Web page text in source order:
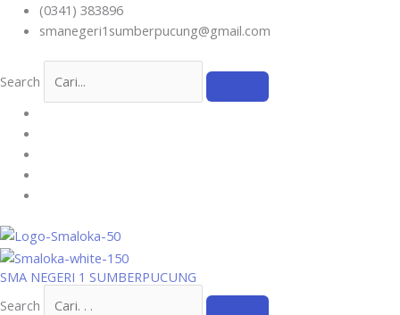
(0341) 383896
smanegeri1sumberpucung@gmail.com
Search
SMA NEGERI 1 SUMBERPUCUNG
Search